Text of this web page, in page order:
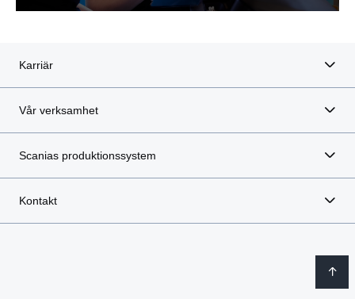
Karriär
Vår verksamhet
Scanias produktionssystem
Kontakt